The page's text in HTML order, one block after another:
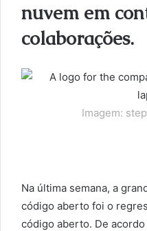
nuvem em
colaborações.
Imagem:
Na última semana, a
código aberto foi o
código aberto. De